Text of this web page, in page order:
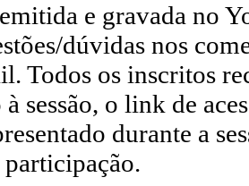
e gravada no
dúvidas nos
Todos os inscritos
sessão, o link de
durante a